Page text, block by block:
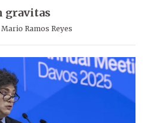
gravitas
Mario Ramos Reyes